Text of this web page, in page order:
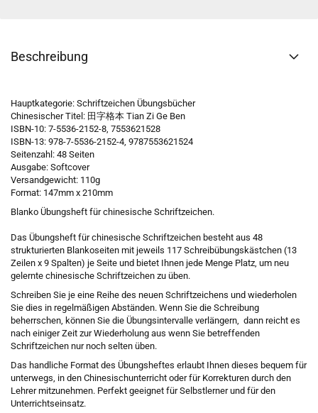
Beschreibung
Hauptkategorie: Schriftzeichen Übungsbücher
Chinesischer Titel: 田字格本 Tian Zi Ge Ben
ISBN-10: 7-5536-2152-8, 7553621528
ISBN-13: 978-7-5536-2152-4, 9787553621524
Seitenzahl: 48 Seiten
Ausgabe: Softcover
Versandgewicht: 110g
Format: 147mm x 210mm
Blanko Übungsheft für chinesische Schriftzeichen.
Das Übungsheft für chinesische Schriftzeichen besteht aus 48
strukturierten Blankoseiten mit jeweils 117 Schreibübungskästchen (13
Zeilen x 9 Spalten) je Seite und bietet Ihnen jede Menge Platz, um neu
gelernte chinesische Schriftzeichen zu üben.
Schreiben Sie je eine Reihe des neuen Schriftzeichens und wiederholen
Sie dies in regelmäßigen Abständen. Wenn Sie die Schreibung
beherrschen, können Sie die Übungsintervalle verlängern, dann reicht es
nach einiger Zeit zur Wiederholung aus wenn Sie betreffenden
Schriftzeichen nur noch selten üben.
Das handliche Format des Übungsheftes erlaubt Ihnen dieses bequem für
unterwegs, in den Chinesischunterricht oder für Korrekturen durch den
Lehrer mitzunehmen. Perfekt geeignet für Selbstlerner und für den
Unterrichtseinsatz.